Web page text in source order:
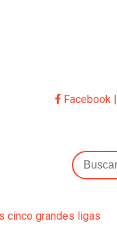
Facebook |
cinco grandes ligas